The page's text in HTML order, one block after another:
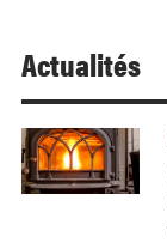
Actualités